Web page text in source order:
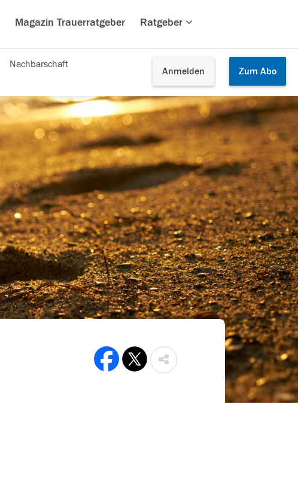
Magazin Trauerratgeber Ratgeber
Anmelden Zum Abo
Nachbarschaft